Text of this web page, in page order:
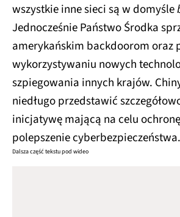
wszystkie inne sieci są w domyśle
Jednocześnie Państwo Środka
amerykańskim backdoorom oraz
wykorzystywaniu nowych
szpiegowania innych krajów.
niedługo przedstawić
inicjatywę mającą na celu
polepszenie cyberbezpieczeństwa.
Dalsza część tekstu pod wideo